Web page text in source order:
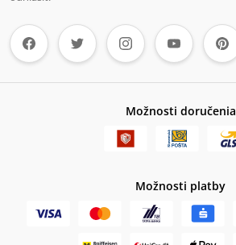
Možnosti doručenia
Možnosti platby